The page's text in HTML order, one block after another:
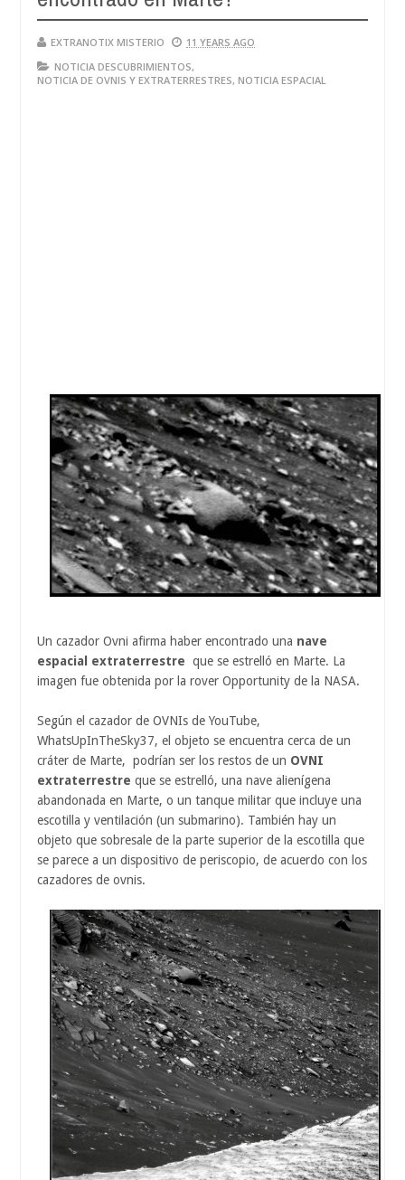
EXTRANOTIX MISTERIO
11 YEARS AGO
NOTICIA DESCUBRIMIENTOS,
NOTICIA DE OVNIS Y EXTRATERRESTRES, NOTICIA ESPACIAL
Un cazador Ovni afirma haber encontrado una nave
espacial extraterrestre que se estrelló en Marte. La
imagen fue obtenida por la rover Opportunity de la NASA.
Según el cazador de OVNIs de YouTube,
WhatsUpInTheSky37, el objeto se encuentra cerca de un
cráter de Marte, podrían ser los restos de un OVNI
extraterrestre que se estrelló, una nave alienígena
abandonada en Marte, o un tanque militar que incluye una
escotilla y ventilación (un submarino). También hay un
objeto que sobresale de la parte superior de la escotilla que
se parece a un dispositivo de periscopio, de acuerdo con los
cazadores de ovnis.